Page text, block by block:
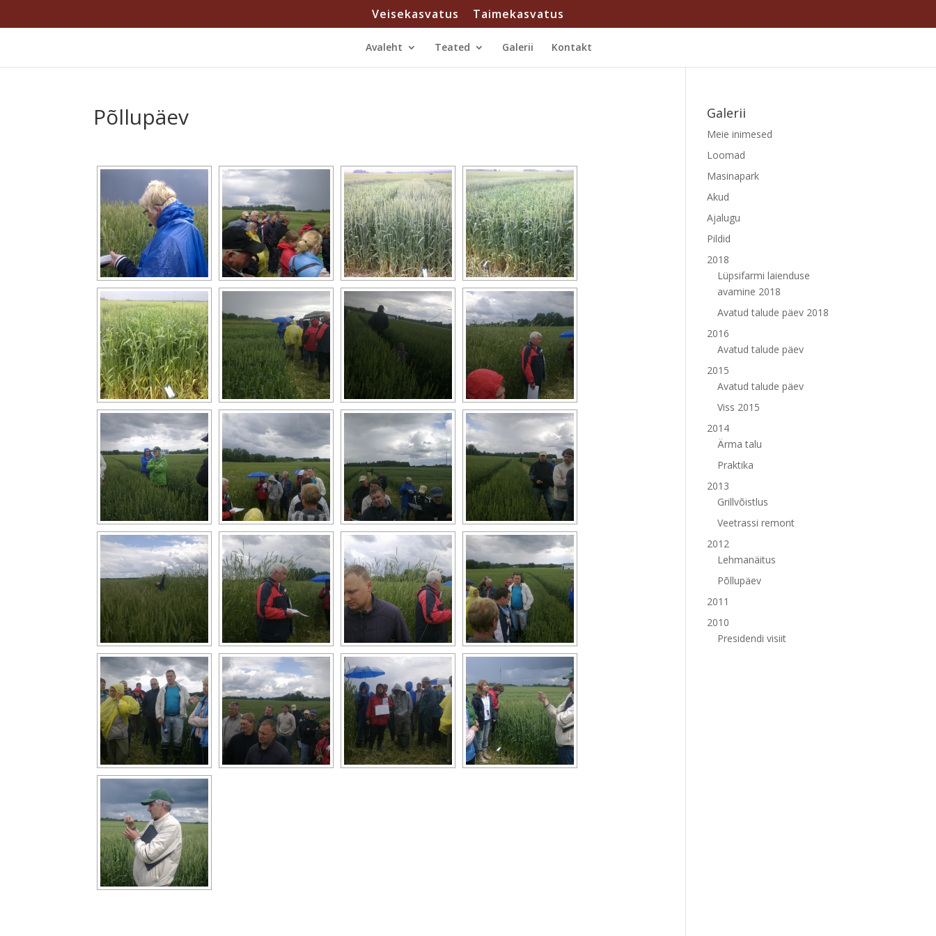
Veisekasvatus Taimekasvatus
Avaleht Teated Galerii Kontakt
Põllupäev Galerii
Meie inimesed
Loomad
Masinapark
Akud
Ajalugu
Pildid
2018
Lüpsifarmi laienduse
avamine 2018
Avatud talude päev 2018
2016
Avatud talude päev
2015
Avatud talude päev
Viss 2015
2014
Ärma talu
Praktika
2013
Grillvõistlus
Veetrassi remont
2012
Lehmanäitus
Põllupäev
2011
2010
Presidendi visiit